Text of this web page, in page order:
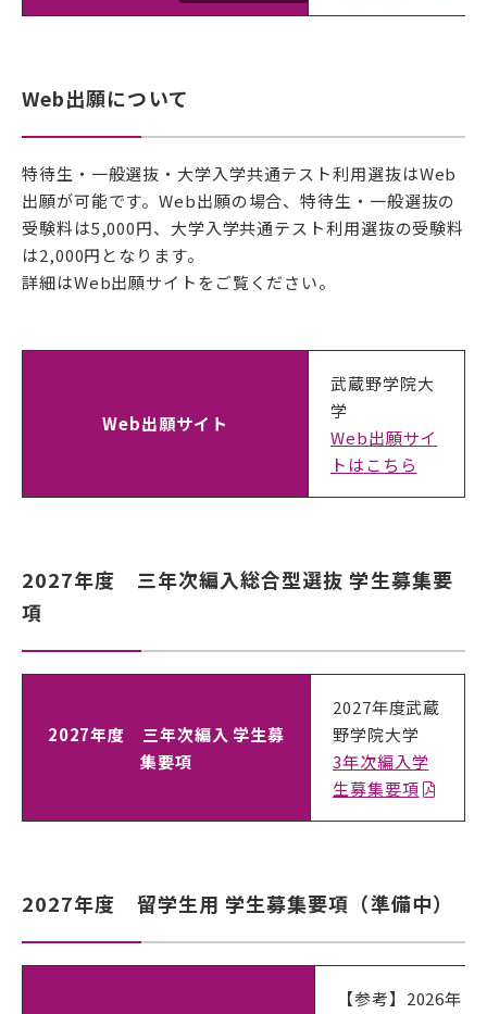
武蔵野短期大学
武蔵野中学校 高等学校
武蔵野短期大学
附属幼稚園・保育園
Web出願について
特待生・一般選抜・大学入学共通テスト利用選抜はWeb
出願が可能です。Web出願の場合、特待生・一般選抜の
受験料は5,000円、大学入学共通テスト利用選抜の受験料
は2,000円となります。
詳細はWeb出願サイトをご覧ください。
Web出願サイト
武蔵野学院大
学
Web出願サイ
トはこちら
2027年度 三年次編入総合型選抜 学生募集要
項
2027年度 三年次編入 学生募
集要項
2027年度武蔵
野学院大学
3年次編入学
生募集要項
2027年度 留学生用 学生募集要項（準備中）
【参考】2026年